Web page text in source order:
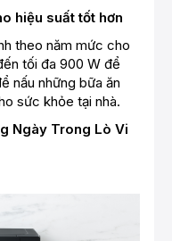
hiệu suất tốt hơn
theo năm mức cho
tối đa 900 W để
nấu những bữa ăn
sức khỏe tại nhà.
Ngày Trong Lò Vi